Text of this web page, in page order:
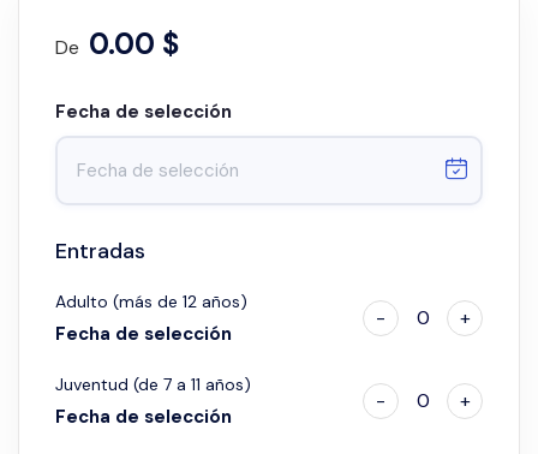
De 0.00 $
Fecha de selección
Entradas
Adulto (más de 12 años)
Fecha de selección
- 0 +
Juventud (de 7 a 11 años)
Fecha de selección
- 0 +